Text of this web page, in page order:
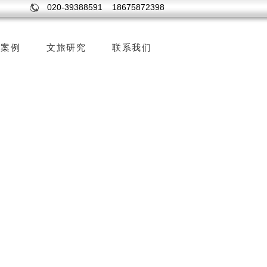
020-39388591 18675872398
例 文旅研究 联系我们